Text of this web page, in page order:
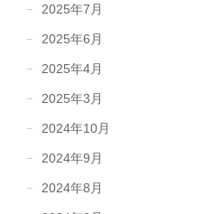
2025年7月
2025年6月
2025年4月
2025年3月
2024年10月
2024年9月
2024年8月